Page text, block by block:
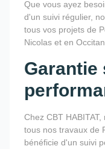
Que vous ayez
d'un suivi régulier,
tous vos projets de
Nicolas et en
Garantie
Chez CBT
tous nos travaux de
bénéficie d'un suivi